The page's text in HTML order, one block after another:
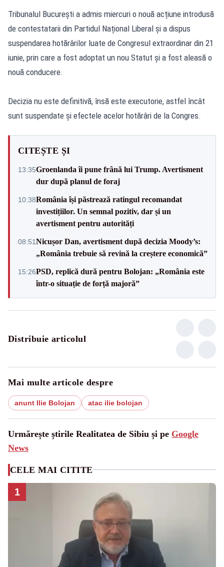
Tribunalul București a admis miercuri o nouă acțiune introdusă
de contestatarii din Partidul Național Liberal și a dispus
suspendarea hotărârilor luate de Congresul extraordinar din 21
iunie, prin care a fost adoptat un nou Statut și a fost aleasă o
nouă conducere.
Decizia nu este definitivă, însă este executorie, astfel încât
sunt suspendate și efectele acelor hotărâri de la Congres.
CITEȘTE ȘI
13:35Groenlanda îi pune frână lui Trump. Avertisment
dur după planul de foraj
10:38România își păstrează ratingul recomandat
investițiilor. Un semnal pozitiv, dar și un
avertisment pentru autorități
08:51Nicușor Dan, avertisment după decizia Moody’s:
„România trebuie să revină la creștere economică”
15:26PSD, replică dură pentru Bolojan: „România este
într-o situație de forță majoră”
Distribuie articolul
Mai multe articole despre
anunt Ilie Bolojan atac ilie bolojan
Urmărește știrile Realitatea de Sibiu și pe Google
News
CELE MAI CITITE
1